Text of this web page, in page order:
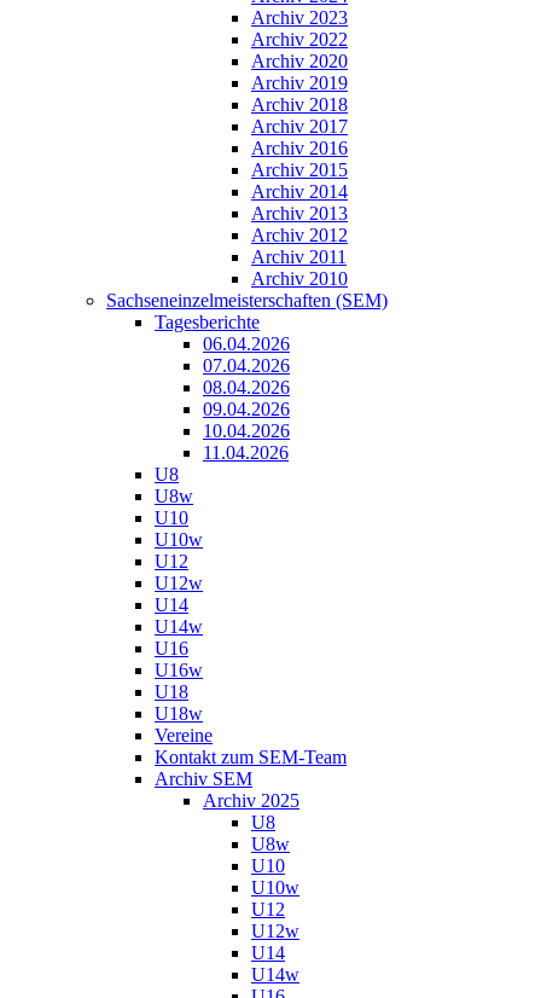
Archiv 2023
Archiv 2022
Archiv 2020
Archiv 2019
Archiv 2018
Archiv 2017
Archiv 2016
Archiv 2015
Archiv 2014
Archiv 2013
Archiv 2012
Archiv 2011
Archiv 2010
Sachseneinzelmeisterschaften (SEM)
Tagesberichte
06.04.2026
07.04.2026
08.04.2026
09.04.2026
10.04.2026
11.04.2026
U8
U8w
U10
U10w
U12
U12w
U14
U14w
U16
U16w
U18
U18w
Vereine
Kontakt zum SEM-Team
Archiv SEM
Archiv 2025
U8
U8w
U10
U10w
U12
U12w
U14
U14w